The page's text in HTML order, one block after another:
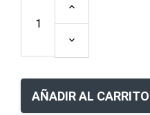
AÑADIR AL CARRITO